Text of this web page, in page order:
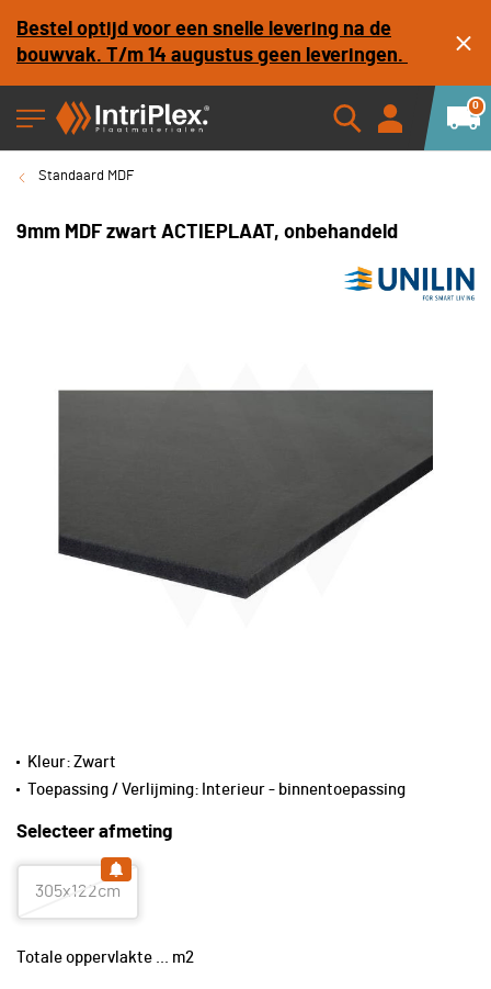
Bestel optijd voor een snelle levering na de
bouwvak. T/m 14 augustus geen leveringen.
0
Standaard MDF
9mm MDF zwart ACTIEPLAAT, onbehandeld
Selecteer afmeting
305x122cm
Totale oppervlakte ... m2
Kleur: Zwart
Toepassing / Verlijming: Interieur - binnentoepassing